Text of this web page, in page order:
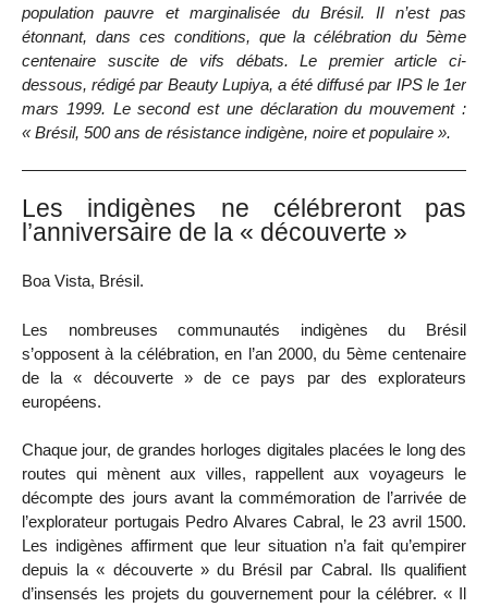
population pauvre et marginalisée du Brésil. Il n’est pas
étonnant, dans ces conditions, que la célébration du 5ème
centenaire suscite de vifs débats. Le premier article ci-
dessous, rédigé par Beauty Lupiya, a été diffusé par IPS le 1er
mars 1999. Le second est une déclaration du mouvement :
« Brésil, 500 ans de résistance indigène, noire et populaire ».
Les indigènes ne célébreront pas
l’anniversaire de la « découverte »
Boa Vista, Brésil.
Les nombreuses communautés indigènes du Brésil
s’opposent à la célébration, en l’an 2000, du 5ème centenaire
de la « découverte » de ce pays par des explorateurs
européens.
Chaque jour, de grandes horloges digitales placées le long des
routes qui mènent aux villes, rappellent aux voyageurs le
décompte des jours avant la commémoration de l’arrivée de
l’explorateur portugais Pedro Alvares Cabral, le 23 avril 1500.
Les indigènes affirment que leur situation n’a fait qu’empirer
depuis la « découverte » du Brésil par Cabral. Ils qualifient
d’insensés les projets du gouvernement pour la célébrer. « Il